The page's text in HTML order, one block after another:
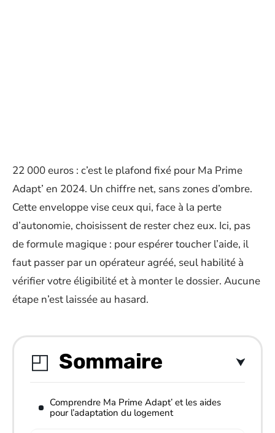
22 000 euros : c’est le plafond fixé pour Ma Prime
Adapt’ en 2024. Un chiffre net, sans zones d’ombre.
Cette enveloppe vise ceux qui, face à la perte
d’autonomie, choisissent de rester chez eux. Ici, pas
de formule magique : pour espérer toucher l’aide, il
faut passer par un opérateur agréé, seul habilité à
vérifier votre éligibilité et à monter le dossier. Aucune
étape n’est laissée au hasard.
Sommaire
Comprendre Ma Prime Adapt’ et les aides
pour l’adaptation du logement